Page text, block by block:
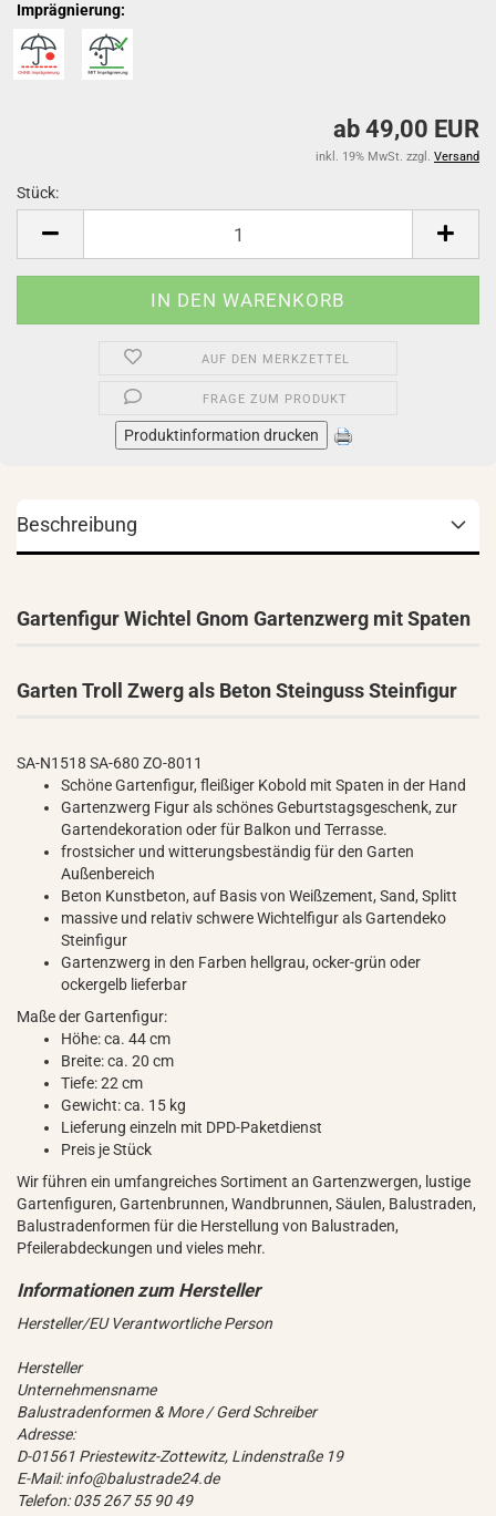
Imprägnierung:
ab 49,00 EUR
inkl. 19% MwSt. zzgl. Versand
Stück:
AUF DEN MERKZETTEL
FRAGE ZUM PRODUKT
Produktinformation drucken
Beschreibung
Gartenfigur Wichtel Gnom Gartenzwerg mit Spaten
Garten Troll Zwerg als Beton Steinguss Steinfigur
SA-N1518 SA-680 ZO-8011
Schöne Gartenfigur, fleißiger Kobold mit Spaten in der Hand
Gartenzwerg Figur als schönes Geburtstagsgeschenk, zur
Gartendekoration oder für Balkon und Terrasse.
frostsicher und witterungsbeständig für den Garten
Außenbereich
Beton Kunstbeton, auf Basis von Weißzement, Sand, Splitt
massive und relativ schwere Wichtelfigur als Gartendeko
Steinfigur
Gartenzwerg in den Farben hellgrau, ocker-grün oder
ockergelb lieferbar
Maße der Gartenfigur:
Höhe: ca. 44 cm
Breite: ca. 20 cm
Tiefe: 22 cm
Gewicht: ca. 15 kg
Lieferung einzeln mit DPD-Paketdienst
Preis je Stück
Wir führen ein umfangreiches Sortiment an Gartenzwergen, lustige
Gartenfiguren, Gartenbrunnen, Wandbrunnen, Säulen, Balustraden,
Balustradenformen für die Herstellung von Balustraden,
Pfeilerabdeckungen und vieles mehr.
Hersteller/EU Verantwortliche Person
Hersteller
Unternehmensname
Balustradenformen & More / Gerd Schreiber
Adresse:
D-01561 Priestewitz-Zottewitz, Lindenstraße 19
E-Mail: info@balustrade24.de
Telefon: 035 267 55 90 49